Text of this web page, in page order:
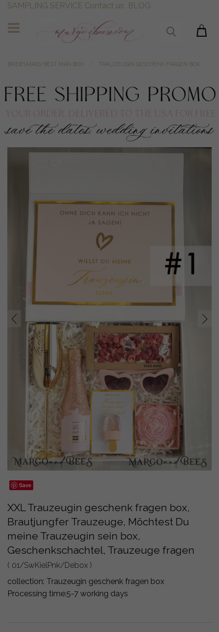
SAMPLING SERVICE Contact us BLOG
BRIDESMAID/BEST MAN BOX TRAUZEUGIN GESCHENK FRAGEN BOX
prev next
Save
XXL Trauzeugin geschenk fragen box,
Brautjungfer Trauzeuge, Möchtest Du
meine Trauzeugin sein box,
Geschenkschachtel, Trauzeuge fragen
( 01/SwKielPnk/Debox )
collection: Trauzeugin geschenk fragen box
Processing time:5-7 working days